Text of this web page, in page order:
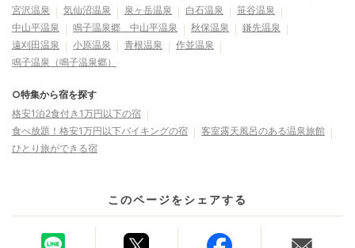
宮沢温泉
気仙沼温泉 泉ヶ岳温泉 白石温泉
笹谷温泉
中山平温泉
鳴子温泉郷 中山平温泉 秋保温泉
鎌先温泉
遠刈田温泉
小原温泉 青根温泉
作並温泉
鳴子温泉（鳴子温泉郷）
○特集から宿を探す
格安1泊2食付き1万円以下の宿
食べ放題！格安1万円以下バイキングの宿
客室露天風呂のある温泉旅館
ひとり旅ができる宿
このページをシェアする